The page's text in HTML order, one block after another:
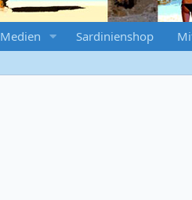
Medien Sardinienshop